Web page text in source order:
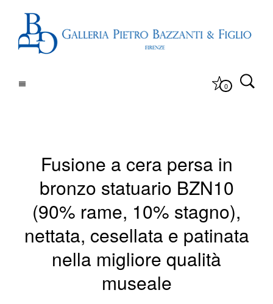
0
Fusione a cera persa in
bronzo statuario BZN10
(90% rame, 10% stagno),
nettata, cesellata e patinata
nella migliore qualità
museale